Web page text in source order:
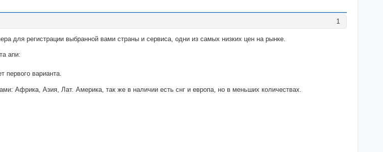
1
для регистрации выбранной вами страны и сервиса, одни из самых низких цен на рынке.
апи:
первого варианта.
Африка, Азия, Лат. Америка, так же в наличии есть снг и европа, но в меньших количествах.